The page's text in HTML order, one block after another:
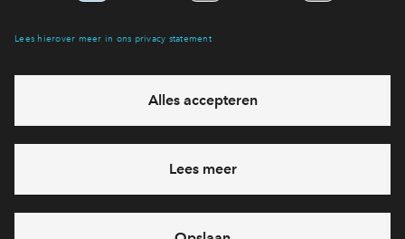
eventuele projecten
Ja, ik wil mij aanmelden
Heb je een vraag en wil je direct antwoord? Bel ons op088-
7122717